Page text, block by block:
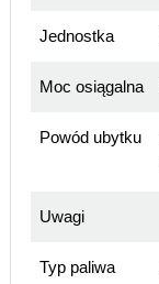
Jednostka
Moc osiągalna
Powód ubytku
Uwagi
Typ paliwa